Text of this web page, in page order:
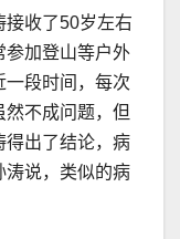
接收了50岁左右
参加登山等户外
一段时间，每次
然不成问题，但
得出了结论，病
涛说，类似的病